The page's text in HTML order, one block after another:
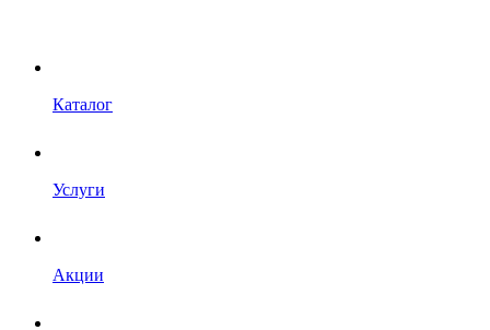
Каталог
Услуги
Акции